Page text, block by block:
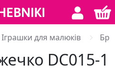
Іграшки для малюків
DC015-1